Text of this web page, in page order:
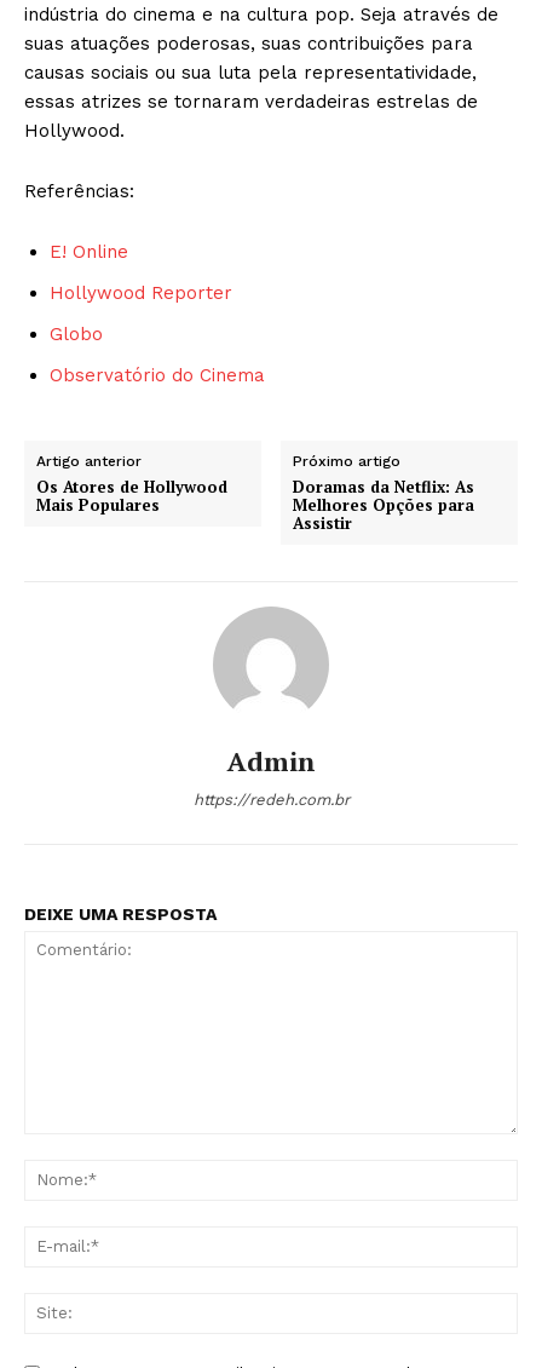
indústria do cinema e na cultura pop. Seja através de
suas atuações poderosas, suas contribuições para
causas sociais ou sua luta pela representatividade,
essas atrizes se tornaram verdadeiras estrelas de
Hollywood.
Referências:
E! Online
Hollywood Reporter
Globo
Observatório do Cinema
Artigo anterior
Os Atores de Hollywood
Mais Populares
Próximo artigo
Doramas da Netflix: As
Melhores Opções para
Assistir
Admin
https://redeh.com.br
DEIXE UMA RESPOSTA